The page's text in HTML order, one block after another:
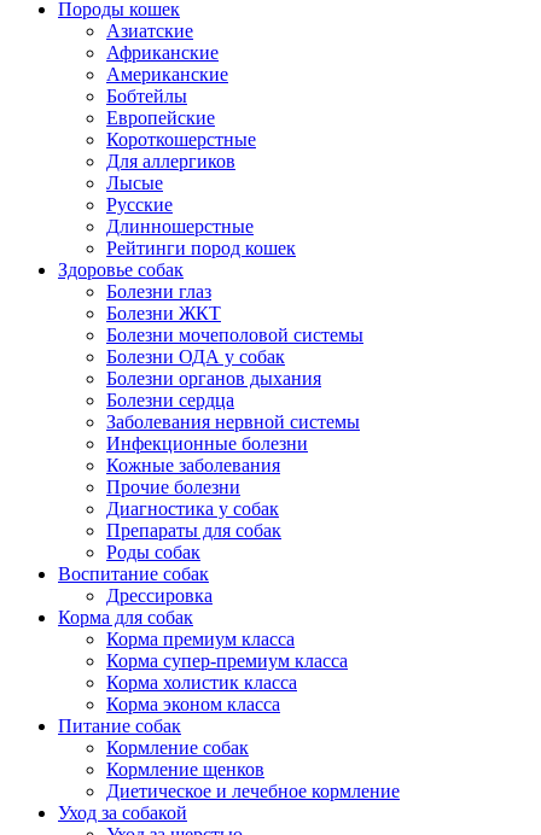
Породы кошек
Азиатские
Африканские
Американские
Бобтейлы
Европейские
Короткошерстные
Для аллергиков
Лысые
Русские
Длинношерстные
Рейтинги пород кошек
Здоровье собак
Болезни глаз
Болезни ЖКТ
Болезни мочеполовой системы
Болезни ОДА у собак
Болезни органов дыхания
Болезни сердца
Заболевания нервной системы
Инфекционные болезни
Кожные заболевания
Прочие болезни
Диагностика у собак
Препараты для собак
Роды собак
Воспитание собак
Дрессировка
Корма для собак
Корма премиум класса
Корма супер-премиум класса
Корма холистик класса
Корма эконом класса
Питание собак
Кормление собак
Кормление щенков
Диетическое и лечебное кормление
Уход за собакой